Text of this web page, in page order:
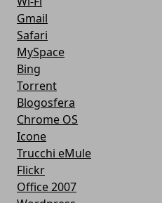
Gmail
Safari
MySpace
Bing
Torrent
Blogosfera
Chrome OS
Icone
Trucchi eMule
Flickr
Office 2007